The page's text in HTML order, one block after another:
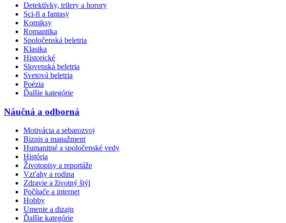
Detektívky, trilery a horory
Sci-fi a fantasy
Komiksy
Romantika
Spoločenská beletria
Klasika
Historické
Slovenská beletria
Svetová beletria
Poézia
Ďalšie kategórie
Náučná a odborná
Motivácia a sebarozvoj
Biznis a manažment
Humanitné a spoločenské vedy
História
Životopisy a reportáže
Vzťahy a rodina
Zdravie a životný štýl
Počítače a internet
Hobby
Umenie a dizajn
Ďalšie kategórie